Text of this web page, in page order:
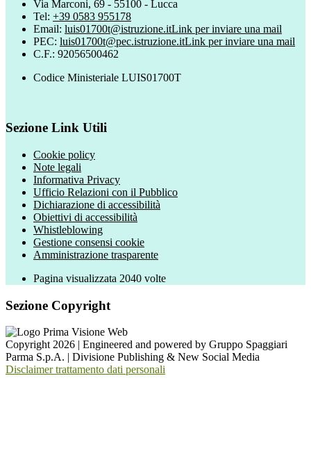
Via Marconi, 69 - 55100 - Lucca
Tel: +39 0583 955178
Email: luis01700t@istruzione.itLink per inviare una mail
PEC: luis01700t@pec.istruzione.itLink per inviare una mail
C.F.: 92056500462
Codice Ministeriale LUIS01700T
Sezione Link Utili
Cookie policy
Note legali
Informativa Privacy
Ufficio Relazioni con il Pubblico
Dichiarazione di accessibilità
Obiettivi di accessibilità
Whistleblowing
Gestione consensi cookie
Amministrazione trasparente
Pagina visualizzata 2040 volte
Sezione Copyright
Copyright 2026 | Engineered and powered by Gruppo Spaggiari
Parma S.p.A. | Divisione Publishing & New Social Media
Disclaimer trattamento dati personali